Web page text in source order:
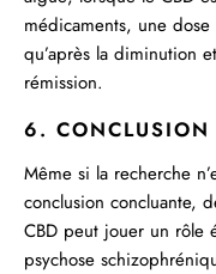
médicaments, une
qu’après la diminution
rémission.
6. CONCLUSION
Même si la recherche
conclusion concluante,
CBD peut jouer un rôle
psychose